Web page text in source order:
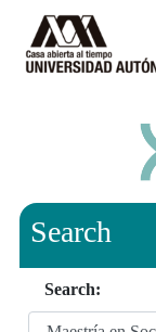
Search
Search: